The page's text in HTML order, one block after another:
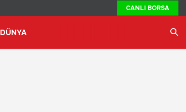
CANLI BORSA
DÜNYA